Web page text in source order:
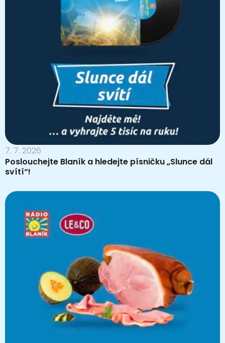
7. 7. 2026
Poslouchejte Blaník a hledejte písničku „Slunce dál
svítí“!